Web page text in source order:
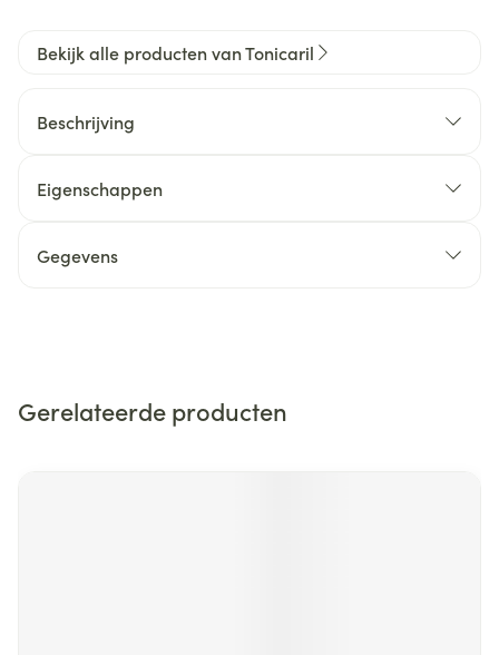
Bekijk alle producten van Tonicaril
Beschrijving
Eigenschappen
Gegevens
Gerelateerde producten